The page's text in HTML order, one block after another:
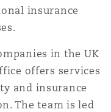
réparation et
commercial
d’assurance
insurance
in the UK
offers services
and insurance
The team is led